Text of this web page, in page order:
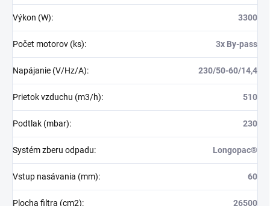
Výkon (W): 3300
Počet motorov (ks): 3x By-pass
Napájanie (V/Hz/A): 230/50-60/14,4
Prietok vzduchu (m3/h): 510
Podtlak (mbar): 230
Systém zberu odpadu: Longopac®
Vstup nasávania (mm): 60
Plocha filtra (cm2): 26500